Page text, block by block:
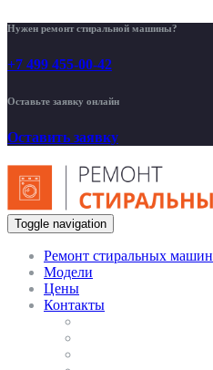
Нужен ремонт стиральной машины?
+7 499 455-00-42
Оставьте заявку онлайн
Оставить заявку
Toggle navigation
Ремонт стиральных машин
Модели
Цены
Контакты